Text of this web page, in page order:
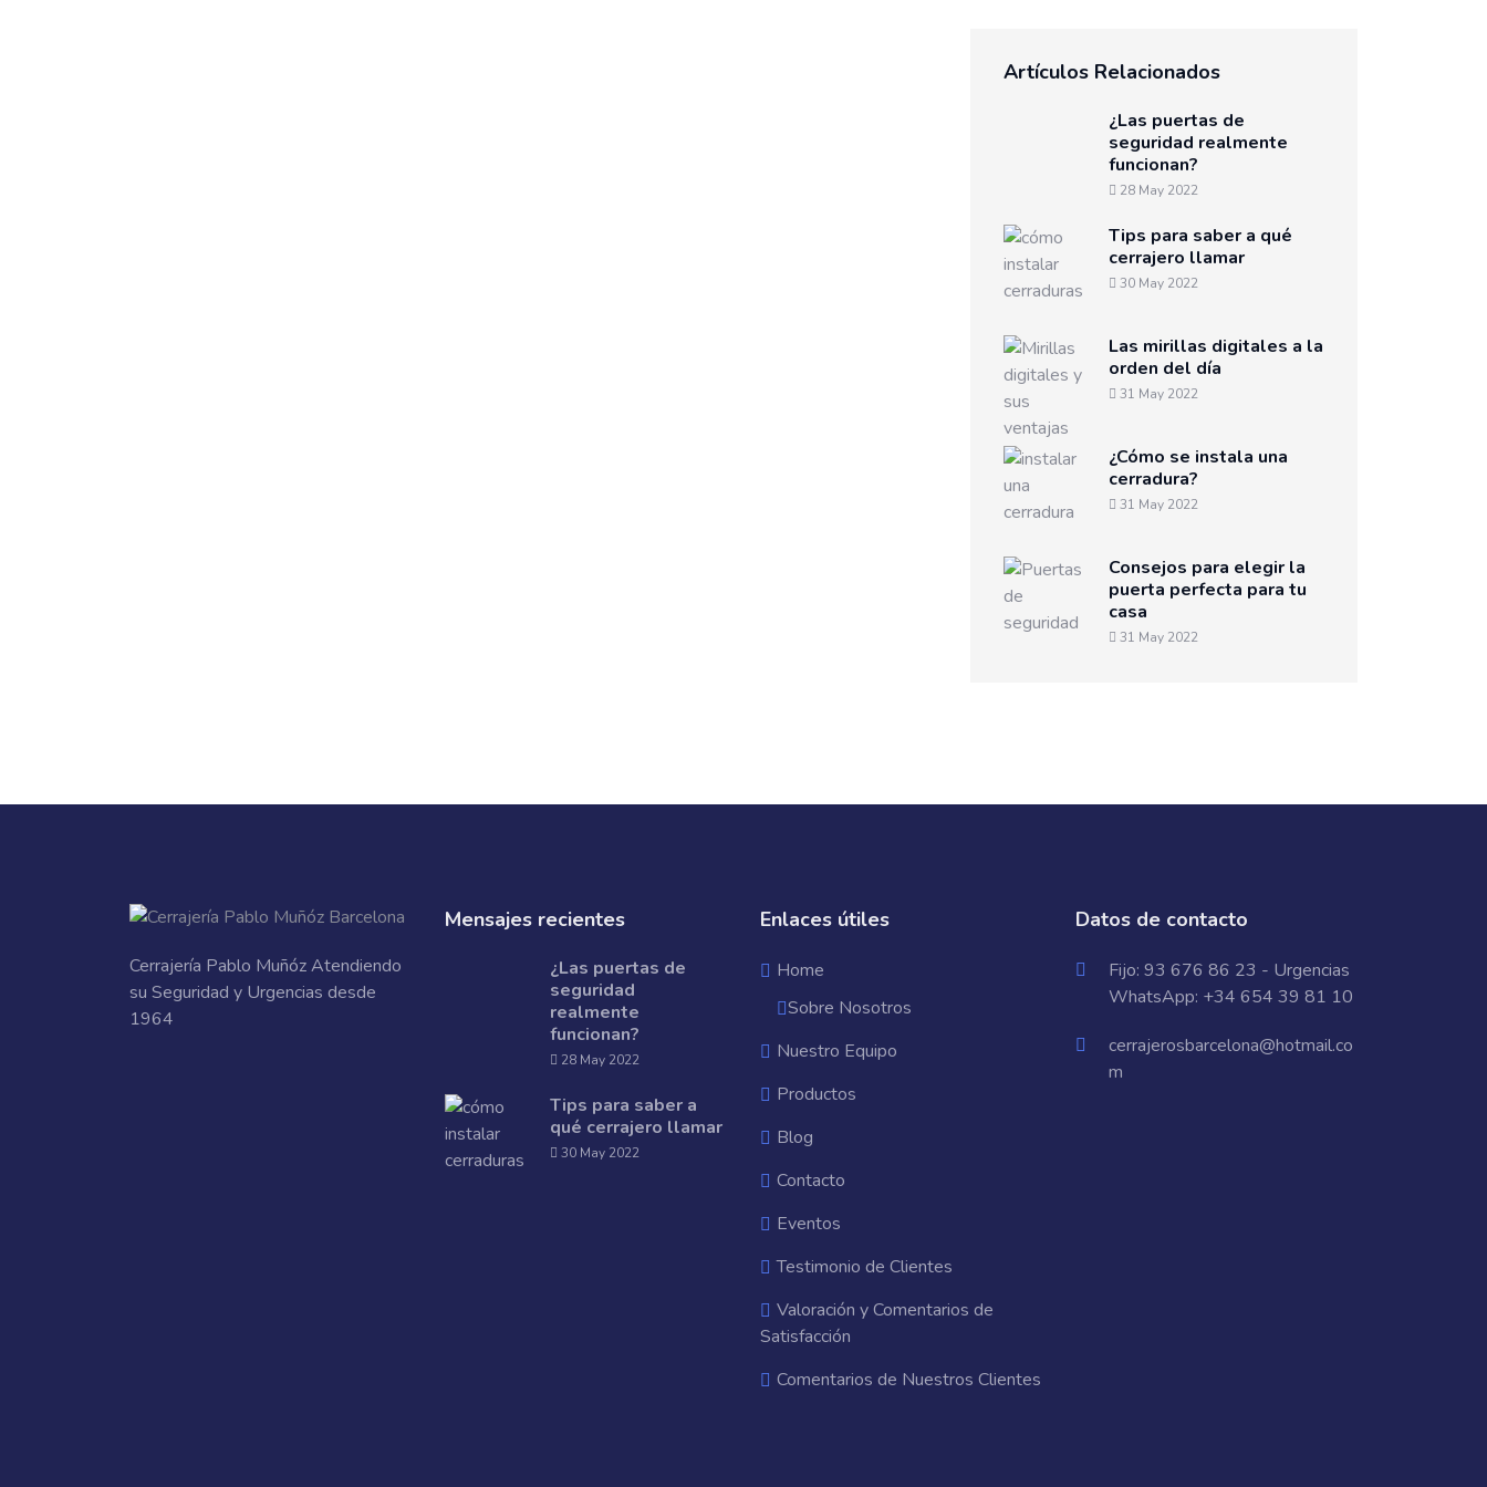
Artículos Relacionados
¿Las puertas de
seguridad realmente
funcionan?
28 May 2022
Tips para saber a qué
cerrajero llamar
30 May 2022
Las mirillas digitales a la
orden del día
31 May 2022
¿Cómo se instala una
cerradura?
31 May 2022
Consejos para elegir la
puerta perfecta para tu
casa
31 May 2022
Cerrajería Pablo Muñóz Atendiendo
su Seguridad y Urgencias desde
1964
Mensajes recientes
¿Las puertas de
seguridad
realmente
funcionan?
28 May 2022
Tips para saber a
qué cerrajero llamar
30 May 2022
Enlaces útiles
Home
Sobre Nosotros
Nuestro Equipo
Productos
Blog
Contacto
Eventos
Testimonio de Clientes
Valoración y Comentarios de
Satisfacción
Comentarios de Nuestros Clientes
Datos de contacto
Fijo: 93 676 86 23 - Urgencias
WhatsApp: +34 654 39 81 10
cerrajerosbarcelona@hotmail.co
m